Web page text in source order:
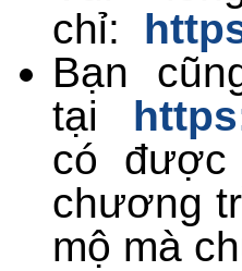
chỉ:
Bạn
tại
có
chương
mộ mà